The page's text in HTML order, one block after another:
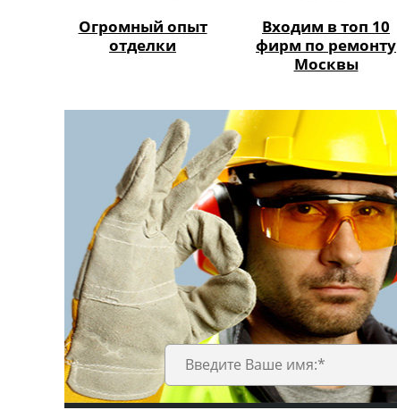
Огромный опыт
отделки
Входим в топ 10
фирм по ремонту
Москвы